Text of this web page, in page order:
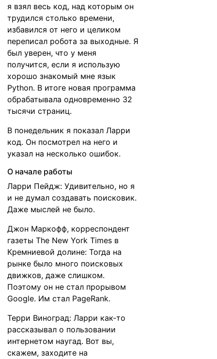
я взял весь код, над которым он
трудился столько времени,
избавился от него и целиком
переписал робота за выходные. Я
был уверен, что у меня
получится, если я использую
хорошо знакомый мне язык
Python. В итоге новая программа
обрабатывала одновременно 32
тысячи страниц.
В понедельник я показал Ларри
код. Он посмотрел на него и
указал на несколько ошибок.
О начале работы
Ларри Пейдж: Удивительно, но я
и не думал создавать поисковик.
Даже мыслей не было.
Джон Маркофф, корреспондент
газеты The New York Times в
Кремниевой долине: Тогда на
рынке было много поисковых
движков, даже слишком.
Поэтому он не стал прорывом
Google. Им стал PageRank.
Терри Виноград: Ларри как-то
рассказывал о пользовании
интернетом наугад. Вот вы,
скажем, заходите на